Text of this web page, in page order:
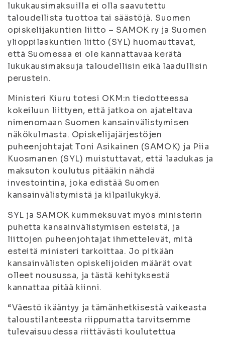
lukukausimaksuilla ei olla saavutettu
taloudellista tuottoa tai säästöjä. Suomen
opiskelijakuntien liitto – SAMOK ry ja Suomen
ylioppilaskuntien liitto (SYL) huomauttavat,
että Suomessa ei ole kannattavaa kerätä
lukukausimaksuja taloudellisin eikä laadullisin
perustein.
Ministeri Kiuru totesi OKM:n tiedotteessa
kokeiluun liittyen, että jatkoa on ajateltava
nimenomaan Suomen kansainvälistymisen
näkökulmasta. Opiskelijajärjestöjen
puheenjohtajat Toni Asikainen (SAMOK) ja Piia
Kuosmanen (SYL) muistuttavat, että laadukas ja
maksuton koulutus pitääkin nähdä
investointina, joka edistää Suomen
kansainvälistymistä ja kilpailukykyä.
SYL ja SAMOK kummeksuvat myös ministerin
puhetta kansainvälistymisen esteistä, ja
liittojen puheenjohtajat ihmettelevät, mitä
esteitä ministeri tarkoittaa. Jo pitkään
kansainvälisten opiskelijoiden määrät ovat
olleet nousussa, ja tästä kehityksestä
kannattaa pitää kiinni.
“Väestö ikääntyy ja tämänhetkisestä vaikeasta
taloustilanteesta riippumatta tarvitsemme
tulevaisuudessa riittävästi koulutettua